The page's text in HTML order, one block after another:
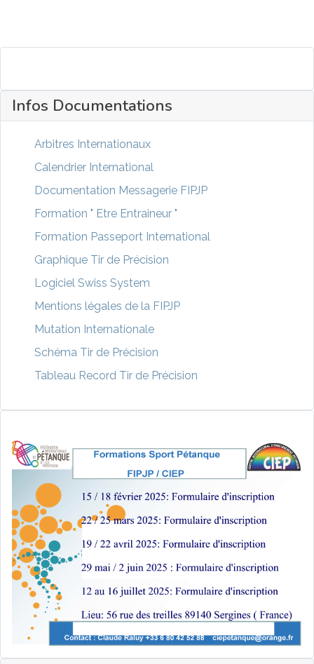
Infos Documentations
Arbitres Internationaux
Calendrier International
Documentation Messagerie FIPJP
Formation " Etre Entraineur "
Formation Passeport International
Graphique Tir de Précision
Logiciel Swiss System
Mentions légales de la FIPJP
Mutation Internationale
Schéma Tir de Précision
Tableau Record Tir de Précision